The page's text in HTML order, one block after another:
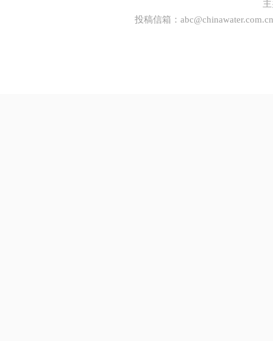
投稿信箱： abc@chinawater.com.cn